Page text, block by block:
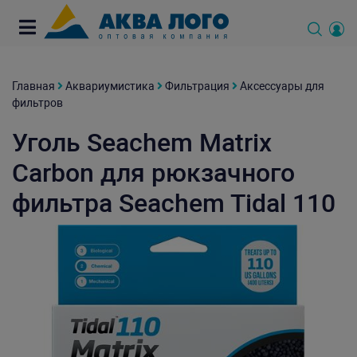
Главная Аквариумистика Фильтрация
Аксессуары для
фильтров
Уголь Seachem Matrix
Carbon для рюкзачного
фильтра Seachem Tidal 110